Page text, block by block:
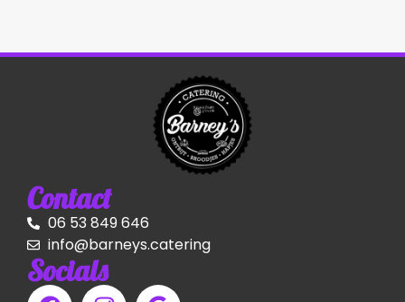
Contact
06 53 849 646
info@barneys.catering
Socials